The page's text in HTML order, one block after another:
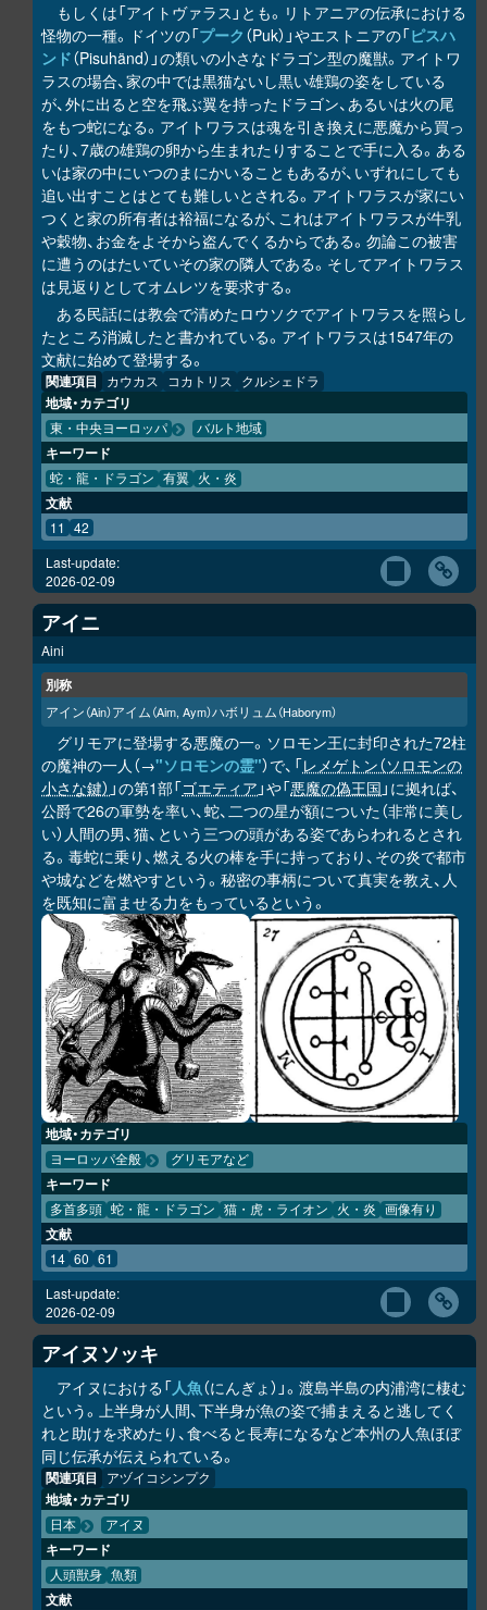
もしくは「アイトヴァラス」とも。リトアニアの伝承における
怪物の一種。ドイツの「プーク （Puk）」やエストニアの「ピスハ
ンド（Pisuhänd）」の類いの小さなドラゴン型の魔獣。アイトワ
ラスの場合、家の中では黒猫ないし黒い雄鶏の姿をしている
が、外に出ると空を飛ぶ翼を持ったドラゴン、あるいは火の尾
をもつ蛇になる。アイトワラスは魂を引き換えに悪魔から買っ
たり、7歳の雄鶏の卵から生まれたりすることで手に入る。ある
いは家の中にいつのまにかいることもあるが、いずれにしても
追い出すことはとても難しいとされる。アイトワラスが家にい
つくと家の所有者は裕福になるが、これはアイトワラスが牛乳
や穀物、お金をよそから盗んでくるからである。勿論この被害
に遭うのはたいていその家の隣人である。そしてアイトワラス
は見返りとしてオムレツを要求する。
ある民話には教会で清めたロウソクでアイトワラスを照らし
たところ消滅したと書かれている。アイトワラスは1547年の
文献に始めて登場する。
関連項目 カウカス コカトリス クルシェドラ
地域・カテゴリ
東・中央ヨーロッパ バルト地域
キーワード
蛇・龍・ドラゴン 有翼 火・炎
文献
11 42
Last-update:
2026-02-09
アイニ
Aini
別称
アイン（Ain）アイム（Aim, Aym）ハボリュム（Haborym）
グリモアに登場する悪魔の一。ソロモン王に封印された72柱
の魔神の一人（→"ソロモンの霊"）で、「レメゲトン（ソロモンの
小さな鍵） 」の第1部「ゴエティア 」や「悪魔の偽王国 」に拠れば、
公爵で26の軍勢を率い、蛇、二つの星が額についた（非常に美し
い）人間の男、猫、という三つの頭がある姿であらわれるとされ
る。毒蛇に乗り、燃える火の棒を手に持っており、その炎で都市
や城などを燃やすという。秘密の事柄について真実を教え、人
を既知に富ませる力をもっているという。
地域・カテゴリ
ヨーロッパ全般 グリモアなど
キーワード
多首多頭 蛇・龍・ドラゴン 猫・虎・ライオン 火・炎 画像有り
文献
14 60 61
Last-update:
2026-02-09
アイヌソッキ
アイヌにおける「人魚（にんぎょ）」。渡島半島の内浦湾に棲む
という。上半身が人間、下半身が魚の姿で捕まえると逃してく
れと助けを求めたり、食べると長寿になるなど本州の人魚ほぼ
同じ伝承が伝えられている。
関連項目 アヅイコシンプク
地域・カテゴリ
日本 アイヌ
キーワード
人頭獣身 魚類
文献